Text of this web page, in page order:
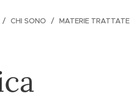
CHI SONO MATERIE TRATTATE